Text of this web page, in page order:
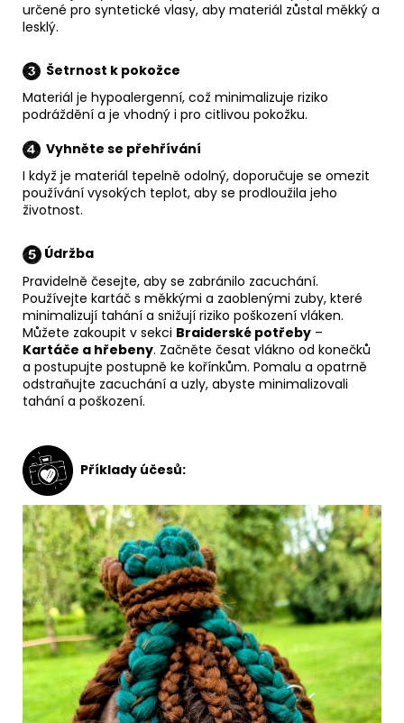
určené pro syntetické vlasy, aby materiál zůstal měkký a
lesklý.
Šetrnost k pokožce
Materiál je hypoalergenní, což minimalizuje riziko
podráždění a je vhodný i pro citlivou pokožku.
Vyhněte se přehřívání
I když je materiál tepelně odolný, doporučuje se omezit
používání vysokých teplot, aby se prodloužila jeho
životnost.
Údržba
Pravidelně česejte, aby se zabránilo zacuchání.
Používejte kartáč s měkkými a zaoblenými zuby, které
minimalizují tahání a snižují riziko poškození vláken.
Můžete zakoupit v sekci Braiderské potřeby –
Kartáče a hřebeny. Začněte česat vlákno od konečků
a postupujte postupně ke kořínkům. Pomalu a opatrně
odstraňujte zacuchání a uzly, abyste minimalizovali
tahání a poškození.
Příklady účesů: